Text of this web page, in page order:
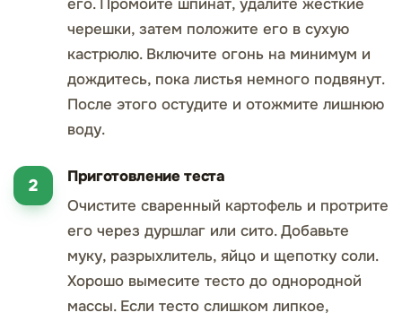
его. Промойте шпинат, удалите жесткие
черешки, затем положите его в сухую
кастрюлю. Включите огонь на минимум и
дождитесь, пока листья немного подвянут.
После этого остудите и отожмите лишнюю
воду.
Приготовление теста
Очистите сваренный картофель и протрите
его через дуршлаг или сито. Добавьте
муку, разрыхлитель, яйцо и щепотку соли.
Хорошо вымесите тесто до однородной
массы. Если тесто слишком липкое,